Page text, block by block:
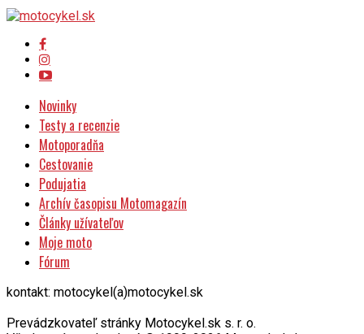
Novinky
Testy a recenzie
Motoporadňa
Cestovanie
Podujatia
Archív časopisu Motomagazín
Články užívateľov
Moje moto
Fórum
kontakt: motocykel(a)motocykel.sk
Prevádzkovateľ stránky Motocykel.sk s. r. o.